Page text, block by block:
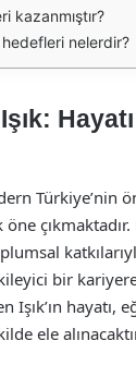
kazanmıştır?
nelerdir?
Türkiye’nin
çıkmaktadır.
bir
Işık’ın hayatı,
ele